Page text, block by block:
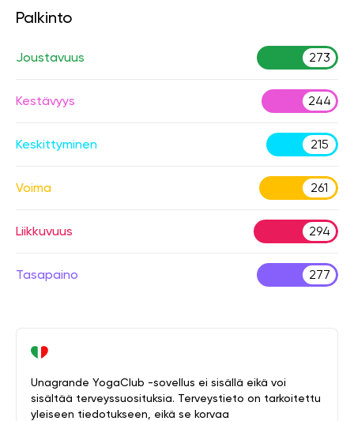
Palkinto
Joustavuus 273
Kestävyys 244
Keskittyminen 215
Voima 261
Liikkuvuus 294
Tasapaino 277
Unagrande YogaClub -sovellus ei sisällä eikä voi
sisältää terveyssuosituksia. Terveystieto on tarkoitettu
yleiseen tiedotukseen, eikä se korvaa